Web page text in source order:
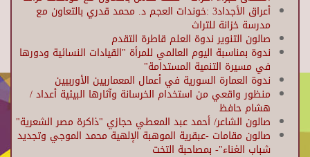
أعراق الأجداد3 :خوندات العجم د. محمد قدري بالتعاون مع
مدرسة خزانة للتراث
صالون التنوير ندوة العلم قاطرة التقدم
ندوة بمناسبة اليوم العالمي للمرأة "القيادات النسائية ودورها
في مسيرة التنمية المستدامة"
ندوة العمارة السورية في أعمال المعماريين الأوربيين
منظور واقعي من استخدام الخرسانة وآثارها البيئية أعداد /
هشام حافظ
صالون الشاعر/ أحمد عبد المعطي حجازي "ذاكرة مصر الشعرية"
صالون مقامات -عبقرية الموهبة الإلهية محمد الموجي وتجديد
شباب الغناء"- بمصاحبة التخت